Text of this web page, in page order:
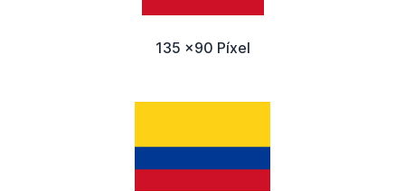
135 x90 Píxel